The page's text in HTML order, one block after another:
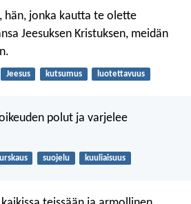
hän, jonka kautta te olette
Jeesuksen Kristuksen, meidän
Jeesus kutsumus luotettavuus
polut ja varjelee
suojelu kuuliaisuus